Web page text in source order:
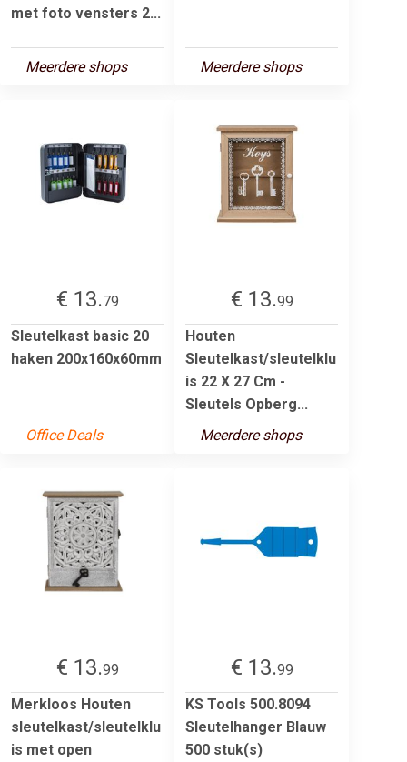
met foto vensters 2...
Meerdere shops Meerdere shops
€ 13.79
Sleutelkast basic 20
haken 200x160x60mm
Office Deals
€ 13.99
Houten
Sleutelkast/sleutelklu
is 22 X 27 Cm -
Sleutels Opberg...
Meerdere shops
€ 13.99
Merkloos Houten
sleutelkast/sleutelklu
is met open
€ 13.99
KS Tools 500.8094
Sleutelhanger Blauw
500 stuk(s)